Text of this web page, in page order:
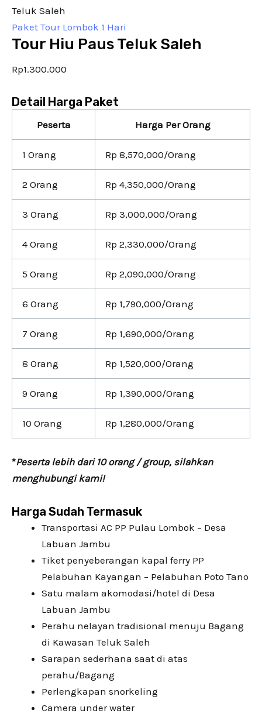
Teluk Saleh
Paket Tour Lombok 1 Hari
Tour Hiu Paus Teluk Saleh
Rp1.300.000
Detail Harga Paket
Peserta Harga Per Orang
1 Orang Rp 8,570,000/Orang
2 Orang Rp 4,350,000/Orang
3 Orang Rp 3,000,000/Orang
4 Orang Rp 2,330,000/Orang
5 Orang Rp 2,090,000/Orang
6 Orang Rp 1,790,000/Orang
7 Orang Rp 1,690,000/Orang
8 Orang Rp 1,520,000/Orang
9 Orang Rp 1,390,000/Orang
10 Orang Rp 1,280,000/Orang
*Peserta lebih dari 10 orang / group, silahkan
menghubungi kami!
Harga Sudah Termasuk
Transportasi AC PP Pulau Lombok – Desa
Labuan Jambu
Tiket penyeberangan kapal ferry PP
Pelabuhan Kayangan – Pelabuhan Poto Tano
Satu malam akomodasi/hotel di Desa
Labuan Jambu
Perahu nelayan tradisional menuju Bagang
di Kawasan Teluk Saleh
Sarapan sederhana saat di atas
perahu/Bagang
Perlengkapan snorkeling
Camera under water